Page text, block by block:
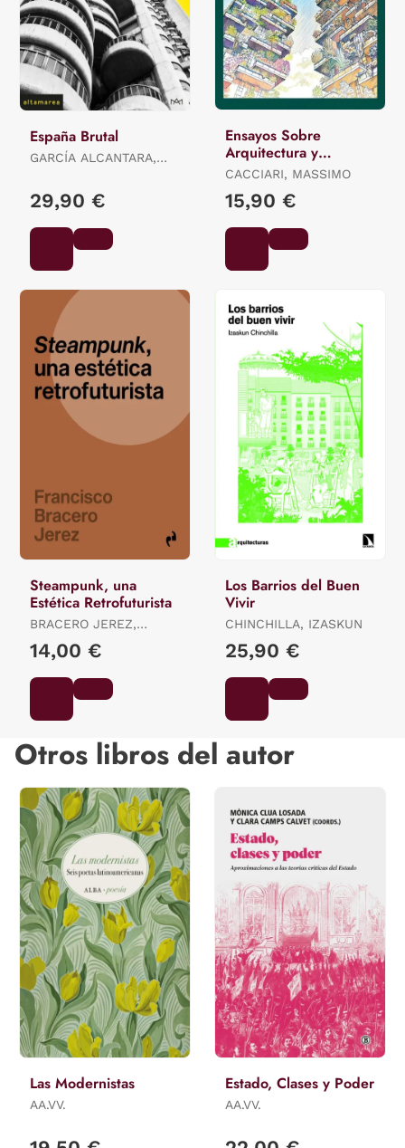
España Brutal
GARCÍA ALCANTARA,
29,90 €
Ensayos Sobre
Arquitectura y
Filosofía
CACCIARI, MASSIMO
15,90 €
Steampunk, una
Estética Retrofuturista
BRACERO JEREZ,
14,00 €
Los Barrios del Buen
Vivir
CHINCHILLA, IZASKUN
25,90 €
Otros libros del autor
Las Modernistas
AA.VV.
Estado, Clases y Poder
AA.VV.